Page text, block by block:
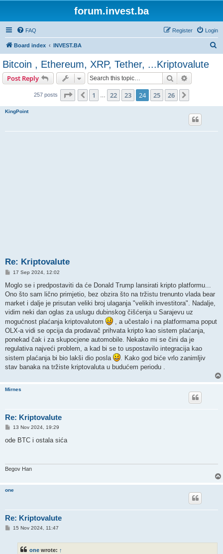
forum.invest.ba
FAQ Login
Register
Board index INVEST.BA
Bitcoin , Ethereum, XRP, Tether, ...Kriptovalute
Post Reply Search
257 posts Page 24 of 26
Previous
1 22 23 24 25 26
KingPoint
Re: Kriptovalute
P
s
17 Sep 2024, 12:02
Moglo se i predpostaviti da će Donald Trump lansirati kripto platformu...
Ono što sam lično primjetio, bez obzira što na tržistu trenunto vlada bear
market i dalje je prisutan veliki broj ulaganja "velikih investitora". Nadalje,
vidim neki dan oglas za uslugu dubinskog čišćenja u Sarajevu uz
mogućnost plaćanja kriptovalutom
, a učestalo i na platformama poput
OLX-a vidi se opcija da prodavač prihvata kripto kao sistem plaćanja,
ponekad čak i za skupocjene automobile. Nekako mi se čini da je
regulativa najveći problem, a kad bi se to uspostavilo integracija kao
sistem plaćanja bi bio lakši dio posla
. Kako god biće vrlo zanimljiv
stav banaka na tržiste kriptovaluta u budućem periodu .
Mirnes
Re: Kriptovalute
P
s
13 Nov 2024, 19:29
ode BTC i ostala sića
Begov Han
one
Re: Kriptovalute
P15 Nov 2024, 11:47
one wrote: ↑